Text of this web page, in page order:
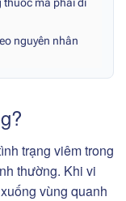
thuốc mà phải đi
nguyên nhân
trạng viêm trong
thường. Khi vi
vùng quanh